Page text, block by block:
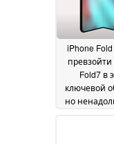
iPhone
превзойти
Fold7 в
ключевой
но